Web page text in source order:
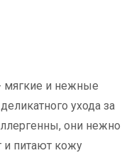
мягкие и нежные
ухода за
они нежно
питают кожу